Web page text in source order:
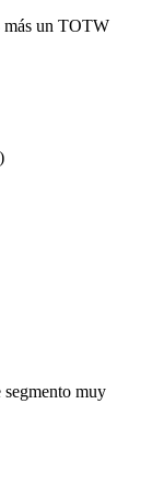
más un TOTW
segmento muy